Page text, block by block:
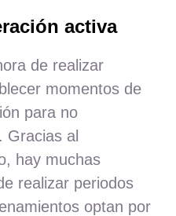
activa
de realizar
momentos de
para no
Gracias al
hay muchas
realizar periodos
optan por